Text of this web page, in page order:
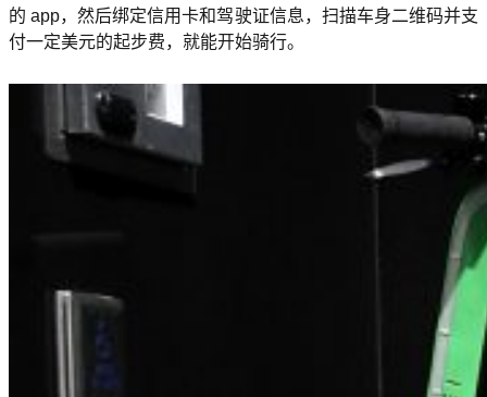
的 app，然后绑定信用卡和驾驶证信息，扫描车身二维码并支
付一定美元的起步费，就能开始骑行。